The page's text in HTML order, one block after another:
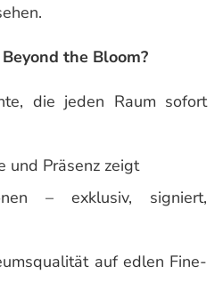
the Bloom?
die jeden Raum sofort
und Präsenz zeigt
– exklusiv, signiert,
auf edlen Fine-